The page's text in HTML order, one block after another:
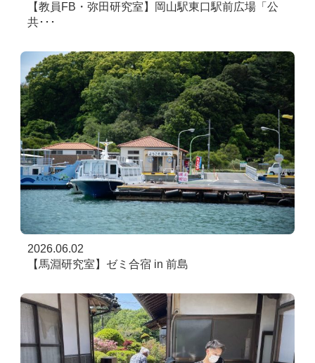
【教員FB・弥田研究室】岡山駅東口駅前広場「公
共･･･
2026.06.02
【馬淵研究室】ゼミ合宿 in 前島